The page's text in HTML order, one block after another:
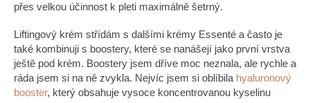
přes velkou účinnost k pleti maximálně šetrný.
Liftingový krém střídám s dalšími krémy Essenté a často je
také kombinuji s boostery, které se nanášejí jako první vrstva
ještě pod krém. Boostery jsem dříve moc neznala, ale rychle a
ráda jsem si na ně zvykla. Nejvíc jsem si oblíbila hyaluronový
booster, který obsahuje vysoce koncentrovanou kyselinu